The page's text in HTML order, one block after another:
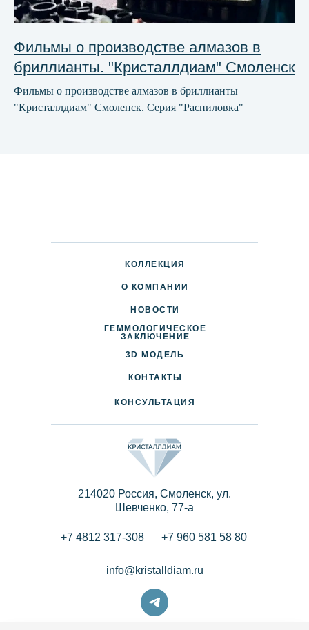
Фильмы о производстве алмазов в
бриллианты. "Кристаллдиам" Смоленск
Фильмы о производстве алмазов в бриллианты
"Кристаллдиам" Смоленск. Серия "Распиловка"
info@kristalldiam.ru
214020 Россия, Смоленск, ул.
Шевченко, 77-a
+7 4812 317-308 +7 960 581 58 80
КОНТАКТЫ
КОЛЛЕКЦИЯ
НОВОСТИ
О КОМПАНИИ
ДОСТАВКА И ОПЛАТА
ПАРТНЕРАМ
3D МОДЕЛЬ
КОНСУЛЬТАЦИЯ
ГЕММОЛОГИЧЕСКОЕ
ЗАКЛЮЧЕНИЕ